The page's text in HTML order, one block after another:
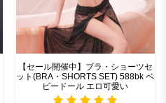
【セール開催中】ブラ・ショーツセ
ット(BRA・SHORTS SET) 588bk ベ
ビードール エロ可愛い